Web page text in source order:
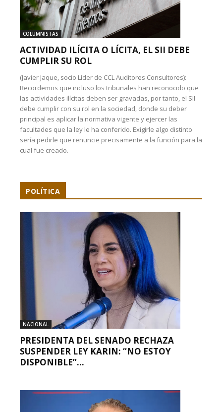
COLUMNISTAS
ACTIVIDAD ILÍCITA O LÍCITA, EL SII DEBE
CUMPLIR SU ROL
(Javier Jaque, socio Líder de CCL Auditores Consultores):
Recordemos que incluso los tribunales han reconocido que
las actividades ilícitas deben ser gravadas, por tanto, el SII
debe cumplir con su rol en la sociedad, donde su deber
principal es aplicar la normativa vigente y ejercer las
facultades que la ley le ha conferido. Exigirle algo distinto
sería pedirle que renuncie precisamente a la función para la
cual fue creado.
POLÍTICA
NACIONAL
PRESIDENTA DEL SENADO RECHAZA
SUSPENDER LEY KARIN: “NO ESTOY
DISPONIBLE”...